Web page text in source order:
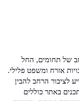
של תחומים, החל
אזרח ומשפט פלילי.
לציבור הרחב להבין
באתר כוללים